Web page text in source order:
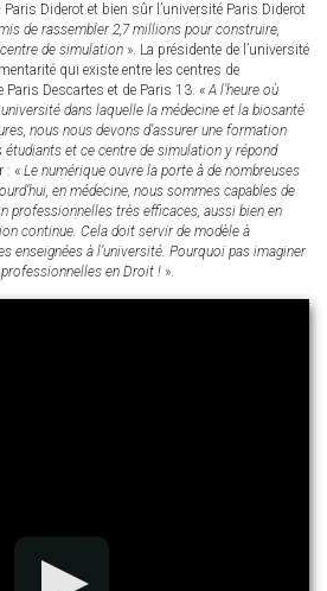
Diderot et bien sûr l’université Paris Diderot
de rassembler 2,7 millions pour construire,
de simulation ». La présidente de l’université
qui existe entre les centres de
Descartes et de Paris 13. «A l’heure où
dans laquelle la médecine et la biosanté
nous nous devons d’assurer une formation
étudiants et ce centre de simulation y répond
: « Le numérique ouvre la porte à de nombreuses
en médecine, nous sommes capables de
professionnelles très efficaces, aussi bien en
continue. Cela doit servir de modèle à
enseignées à l’université. Pourquoi pas imaginer
en Droit ! ».